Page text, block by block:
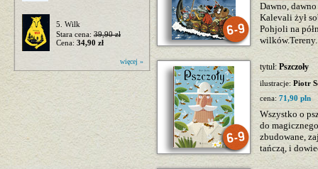
5. Wilk
Stara cena: 39,90 zł
Cena: 34,90 zł
więcej »
Dawno,
Kalevali żył
Pohjoli na
tytuł: Pszczoły
ilustracje: Piotr
cena: 71,90 pln
Wszystko o
do
zbudowane,
tańczą, i